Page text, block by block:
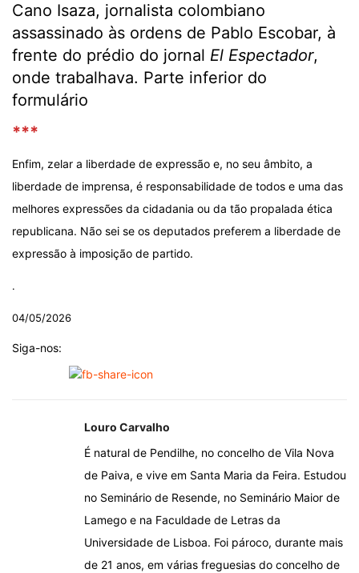
Cano Isaza, jornalista colombiano
assassinado às ordens de Pablo Escobar, à
frente do prédio do jornal El Espectador,
onde trabalhava. Parte inferior do
formulário
***
Enfim, zelar a liberdade de expressão e, no seu âmbito, a
liberdade de imprensa, é responsabilidade de todos e uma das
melhores expressões da cidadania ou da tão propalada ética
republicana. Não sei se os deputados preferem a liberdade de
expressão à imposição de partido.
.
04/05/2026
Siga-nos:
Louro Carvalho
É natural de Pendilhe, no concelho de Vila Nova
de Paiva, e vive em Santa Maria da Feira. Estudou
no Seminário de Resende, no Seminário Maior de
Lamego e na Faculdade de Letras da
Universidade de Lisboa. Foi pároco, durante mais
de 21 anos, em várias freguesias do concelho de